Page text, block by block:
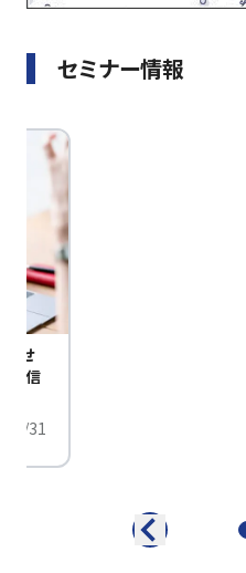
セミナー情報
ませ
配信
01/31